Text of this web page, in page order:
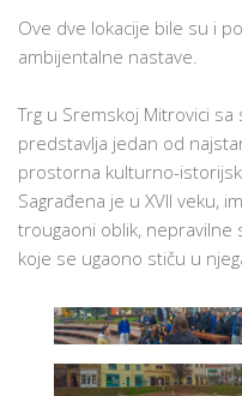
Ove dve lokacije bile su i
ambijentalne nastave.
Trg u Sremskoj Mitrovici
predstavlja jedan od
prostorna kulturno-
Sagrađena je u XVII veku,
trougaoni oblik,
koje se ugaono stiču u